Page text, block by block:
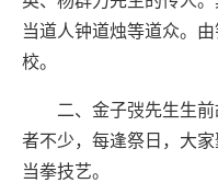
当道人钟道烛等道众。
校。
二、金子弢先生生前
者不少，每逢祭日，大
当拳技艺。